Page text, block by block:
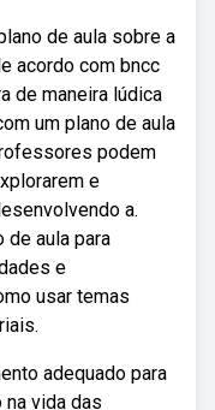
de aula sobre a
acordo com bncc
de maneira lúdica
um plano de aula
podem
e
a.
de aula para
e
usar temas
adequado para
na vida das